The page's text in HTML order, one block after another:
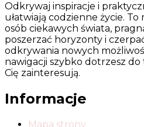
Odkrywaj inspiracje i
ułatwiają codzienne życie.
osób ciekawych świata,
poszerzać horyzonty i
odkrywania nowych
nawigacji szybko dotrzesz
Cię zainteresują.
Informacje
Mapa strony